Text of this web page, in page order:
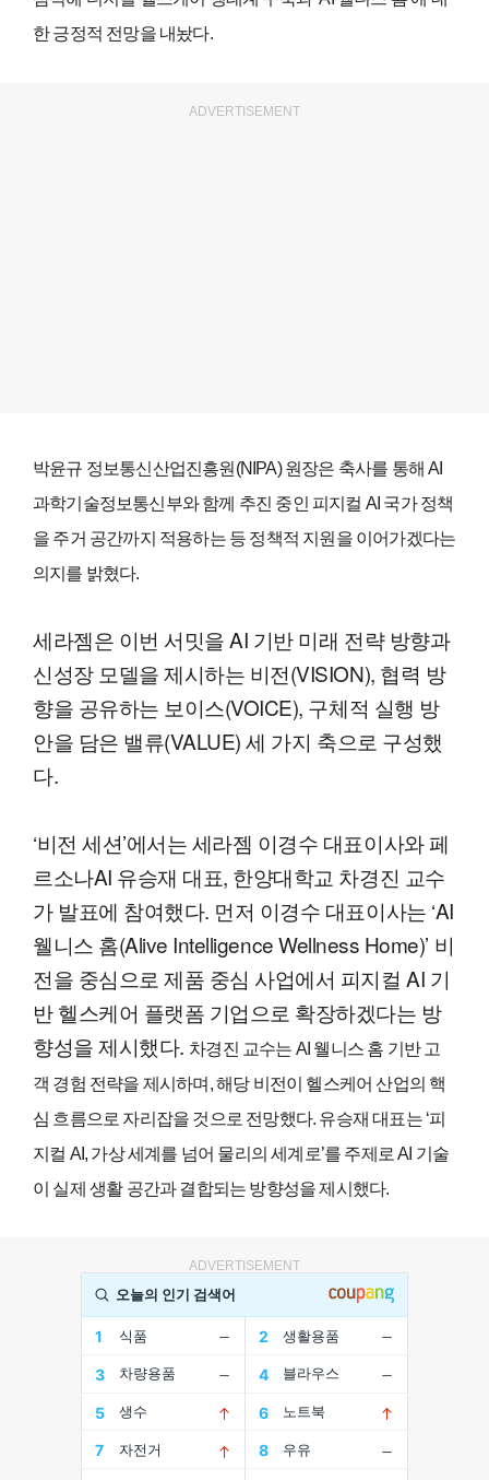
한 긍정적 전망을 내놨다.
ADVERTISEMENT
박윤규 정보통신산업진흥원(NIPA) 원장은 축사를 통해 AI
과학기술정보통신부와 함께 추진 중인 피지컬 AI 국가 정책
을 주거 공간까지 적용하는 등 정책적 지원을 이어가겠다는
의지를 밝혔다.
세라젬은 이번 서밋을 AI 기반 미래 전략 방향과
신성장 모델을 제시하는 비전(VISION), 협력 방
향을 공유하는 보이스(VOICE), 구체적 실행 방
안을 담은 밸류(VALUE) 세 가지 축으로 구성했
다.
‘비전 세션’에서는 세라젬 이경수 대표이사와 페
르소나AI 유승재 대표, 한양대학교 차경진 교수
가 발표에 참여했다. 먼저 이경수 대표이사는 ‘AI
웰니스 홈(Alive Intelligence Wellness Home)’ 비
전을 중심으로 제품 중심 사업에서 피지컬 AI 기
반 헬스케어 플랫폼 기업으로 확장하겠다는 방
향성을 제시했다. 차경진 교수는 AI 웰니스 홈 기반 고
객 경험 전략을 제시하며, 해당 비전이 헬스케어 산업의 핵
심 흐름으로 자리잡을 것으로 전망했다. 유승재 대표는 ‘피
지컬 AI, 가상 세계를 넘어 물리의 세계로’를 주제로 AI 기술
이 실제 생활 공간과 결합되는 방향성을 제시했다.
ADVERTISEMENT